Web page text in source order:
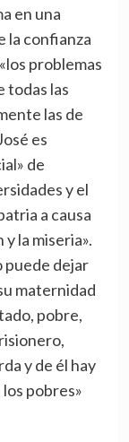
en una
la confianza
problemas
todas las
las de
es
de
y el
a causa
la miseria».
puede dejar
maternidad
pobre,
y de él hay
los pobres»